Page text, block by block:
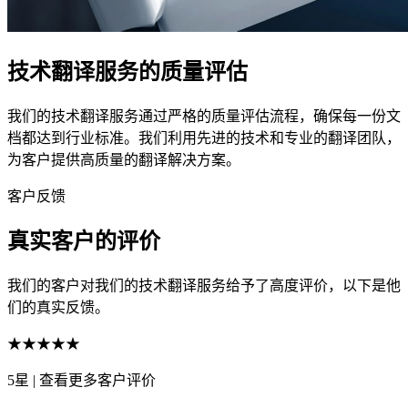
技术翻译服务的质量评估
我们的技术翻译服务通过严格的质量评估流程，确保每一份文
档都达到行业标准。我们利用先进的技术和专业的翻译团队，
为客户提供高质量的翻译解决方案。
客户反馈
真实客户的评价
我们的客户对我们的技术翻译服务给予了高度评价，以下是他
们的真实反馈。
★★★★★
5星 | 查看更多客户评价